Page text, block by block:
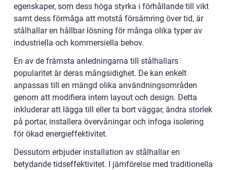
egenskaper, som dess höga styrka i förhållande till vikt
samt dess förmåga att motstå försämring över tid, är
stålhallar en hållbar lösning för många olika typer av
industriella och kommersiella behov.
En av de främsta anledningarna till stålhallars
popularitet är deras mångsidighet. De kan enkelt
anpassas till en mängd olika användningsområden
genom att modifiera intern layout och design. Detta
inkluderar att lägga till eller ta bort väggar, ändra storlek
på portar, installera övervåningar och infoga isolering
för ökad energieffektivitet.
Dessutom erbjuder installation av stålhallar en
betydande tidseffektivitet. I jämförelse med traditionella